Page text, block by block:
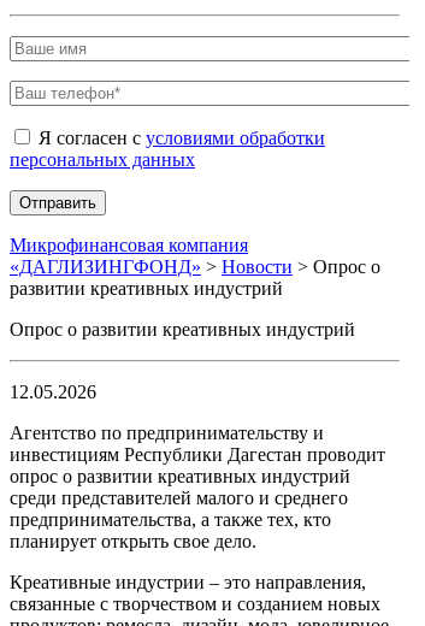
Я согласен с условиями обработки
персональных данных
Микрофинансовая компания
«ДАГЛИЗИНГФОНД» > Новости > Опрос о
развитии креативных индустрий
Опрос о развитии креативных индустрий
12.05.2026
Агентство по предпринимательству и
инвестициям Республики Дагестан проводит
опрос о развитии креативных индустрий
среди представителей малого и среднего
предпринимательства, а также тех, кто
планирует открыть свое дело.
Креативные индустрии – это направления,
связанные с творчеством и созданием новых